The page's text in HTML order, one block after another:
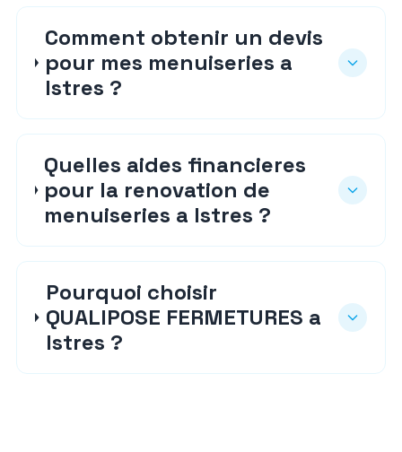
Comment obtenir un devis
pour mes menuiseries a
Istres ?
Quelles aides financieres
pour la renovation de
menuiseries a Istres ?
Pourquoi choisir
QUALIPOSE FERMETURES a
Istres ?